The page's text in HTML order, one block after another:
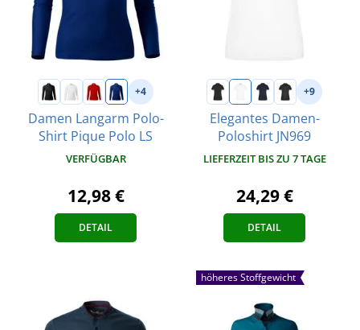
+4
Damen Langarm Polo-
Shirt Pique Polo LS
VERFÜGBAR
12,98 €
DETAIL
+9
Elegantes Damen-
Poloshirt JN969
LIEFERZEIT BIS ZU 7 TAGE
24,29 €
DETAIL
höheres Stoffgewicht